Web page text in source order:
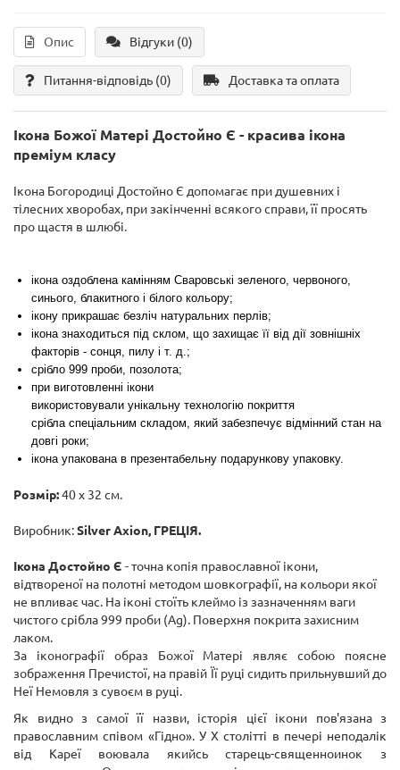
Опис Відгуки (0)
Питання-відповідь (0) Доставка та оплата
Ікона Божої Матері Достойно Є - красива ікона
преміум класу
Ікона Богородиці Достойно Є допомагає при душевних і
тілесних хворобах, при закінченні всякого справи, її просять
про щастя в шлюбі.
ікона оздоблена камінням Сваровські зеленого, червоного,
синього, блакитного і білого кольору;
ікону прикрашає безліч натуральних перлів;
ікона знаходиться під склом, що захищає її від дії зовнішніх
факторів - сонця, пилу і т. д.;
срібло 999 проби, позолота;
при виготовленні ікони
використовували унікальну технологію покриття
срібласпеціальним складом, який забезпечує відмінний стан на
довгі роки;
ікона упакована в презентабельну подарункову упаковку.
Розмір:40 х 32 см.
Виробник:Silver Axion, ГРЕЦІЯ.
Ікона Достойно Є - точна копія православної ікони,
відтвореної на полотні методом шовкографії, на кольори якої
не впливає час. На іконі стоїть клеймо із зазначенням ваги
чистого срібла 999 проби (Ag). Поверхня покрита захисним
лаком.
За іконографії образ Божої Матері являє собою поясне
зображення Пречистої, на правій Її руці сидить прильнувший до
Неї Немовля з сувоєм в руці.
Як видно з самої її назви, історія цієї ікони пов'язана з
православним співом «Гідно». У X столітті в печері неподалік
від Кареї воювала якийсь старець-священноинок з